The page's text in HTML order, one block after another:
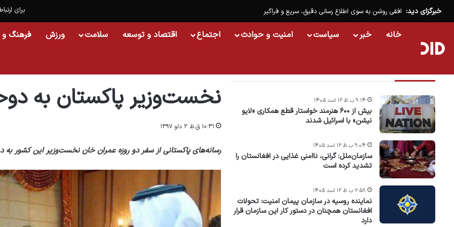
برای خبرگزای دید: افقی روشن به سوی اطلاع رسانی دقیق، سریع و فراگیر
خانه خبر سیاست امنیت و حوادث اجتماع اقتصاد و توسعه سلامت ورزش فرهنگ و
نخست‌وزیر پاکستان به
۱۰:۳۱ ق.ظ ۲ دلو ۱۳۹۷
رسانه‌های پاکستانی از سفر دو روزه عمران خان نخست‌وزیر این کشور به
بیش از ۶۰۰ هنرمند خواستار قطع همکاری «لایو
نیشن» با اسرائیل شدند
۹:۱۴ ب.ظ ۱۶ اسد ۱۴۰۵
سازمان‌ملل: گرانی، ناامنی غذایی در افغانستان را
تشدید کرده است
۹:۰۴ ب.ظ ۱۶ اسد ۱۴۰۵
نماینده روسیه در سازمان پیمان امنیت: تحولات
افغانستان همچنان در دستور کار این سازمان قرار
دارد
۲:۵۸ ب.ظ ۱۶ اسد ۱۴۰۵